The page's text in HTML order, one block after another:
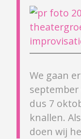
We gaan
dus 7
knallen.
doen wij